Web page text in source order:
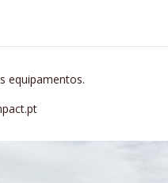
equipamentos.